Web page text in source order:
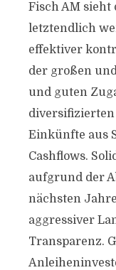
Fisch AM
letztendlich
effektiver
der großen
und guten
Einkünfte aus
Cashflows.
aufgrund der
nächsten
aggressiver
Transparenz.